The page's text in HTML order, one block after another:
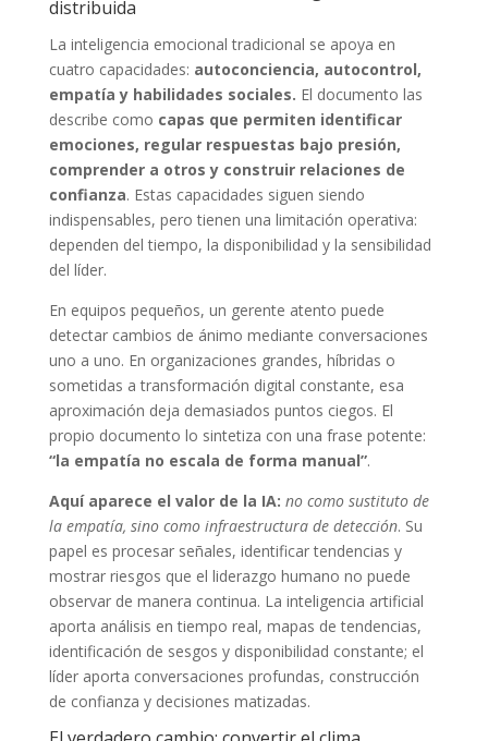
distribuida
La inteligencia emocional tradicional se apoya en
cuatro capacidades: autoconciencia, autocontrol,
empatía y habilidades sociales. El documento las
describe como capas que permiten identificar
emociones, regular respuestas bajo presión,
comprender a otros y construir relaciones de
confianza. Estas capacidades siguen siendo
indispensables, pero tienen una limitación operativa:
dependen del tiempo, la disponibilidad y la sensibilidad
del líder.
En equipos pequeños, un gerente atento puede
detectar cambios de ánimo mediante conversaciones
uno a uno. En organizaciones grandes, híbridas o
sometidas a transformación digital constante, esa
aproximación deja demasiados puntos ciegos. El
propio documento lo sintetiza con una frase potente:
“la empatía no escala de forma manual”.
Aquí aparece el valor de la IA: no como sustituto de
la empatía, sino como infraestructura de detección. Su
papel es procesar señales, identificar tendencias y
mostrar riesgos que el liderazgo humano no puede
observar de manera continua. La inteligencia artificial
aporta análisis en tiempo real, mapas de tendencias,
identificación de sesgos y disponibilidad constante; el
líder aporta conversaciones profundas, construcción
de confianza y decisiones matizadas.